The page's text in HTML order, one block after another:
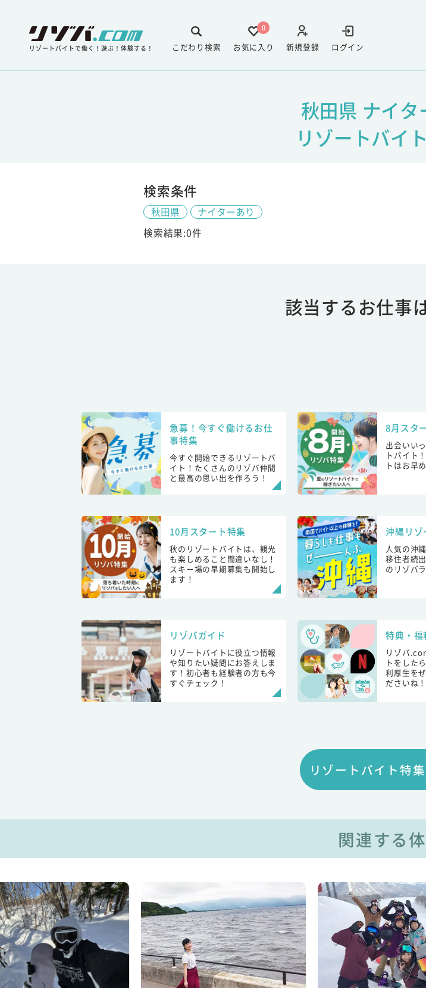
リゾートバイトで働く！遊ぶ！体験する！ ログイン
新規登録
0
お気に入り
こだわり検索
秋田県 ナイタ
リゾートバイ
検索条件
秋田県
ナイターあり
検索結果:0件
該当するお仕事
急募！今すぐ働けるお仕
事特集
今すぐ開始できるリゾートバ
イト！たくさんのリゾバ仲間
と最高の思い出を作ろう！
8月スタ
出会いい
トバイト
トはお早
10月スタート特集
秋のリゾートバイトは、観光
も楽しめること間違いなし！
スキー場の早期募集も開始し
ます！
沖縄リゾ
人気の沖
移住者続
のリゾバ
リゾバガイド
リゾートバイトに役立つ情報
や知りたい疑問にお答えしま
す！初心者も経験者の方も今
すぐチェック！
特典・福
リゾバ
トをした
利厚生を
ださいね！
リゾートバイト特
関連する